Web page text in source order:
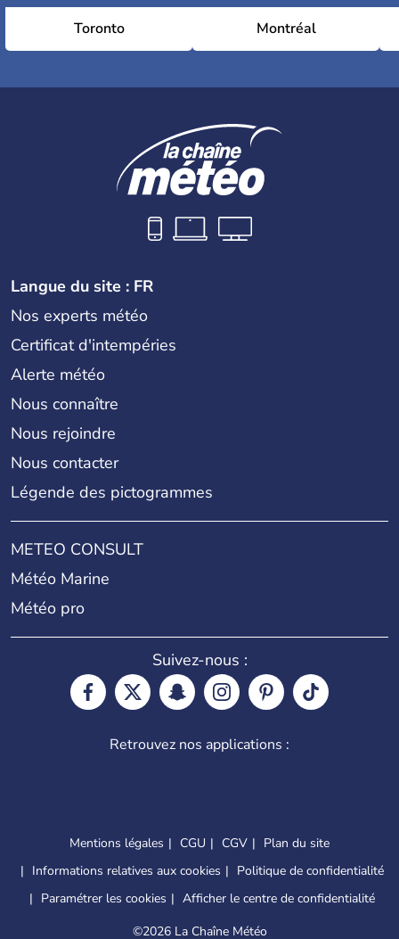
Toronto Montréal
Langue du site : FR
Nos experts météo
Certificat d'intempéries
Alerte météo
Nous connaître
Nous rejoindre
Nous contacter
Légende des pictogrammes
METEO CONSULT
Météo Marine
Météo pro
Suivez-nous :
Retrouvez nos applications :
Mentions légales CGU CGV
Plan du site
Informations relatives aux cookies
Politique de confidentialité
Paramétrer les cookies
Afficher le centre de confidentialité
©2026 La Chaîne Météo